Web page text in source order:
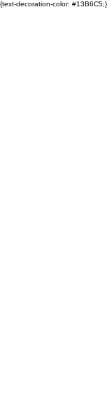
{text-decoration-color: #13B6C5;}